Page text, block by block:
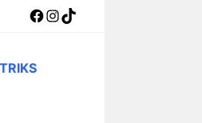
Facebook
Instagram
TikTok